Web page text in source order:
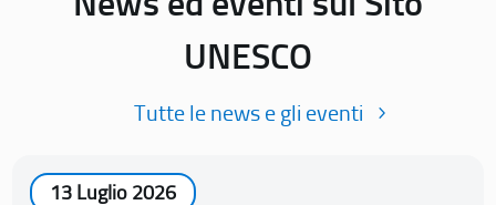
UNESCO
Tutte le news e gli eventi
13 Luglio 2026